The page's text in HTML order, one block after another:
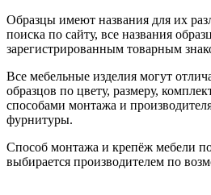
Образцы имеют названия для их
поиска по сайту, все названия
зарегистрированным товарным
Все мебельные изделия могут
образцов по цвету, размеру,
способами монтажа и
фурнитуры.
Способ монтажа и крепёж мебели
выбирается производителем по